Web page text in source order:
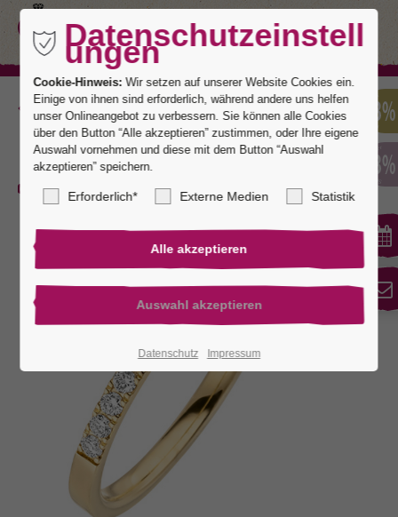
Zurück
Juist 3
Datenschutzeinstell
ungen
Cookie-Hinweis: Wir setzen auf unserer Website Cookies ein.
Einige von ihnen sind erforderlich, während andere uns helfen
unser Onlineangebot zu verbessern. Sie können alle Cookies
über den Button “Alle akzeptieren” zustimmen, oder Ihre eigene
Auswahl vornehmen und diese mit dem Button “Auswahl
akzeptieren” speichern.
Erforderlich* Externe Medien Statistik
Datenschutz Impressum